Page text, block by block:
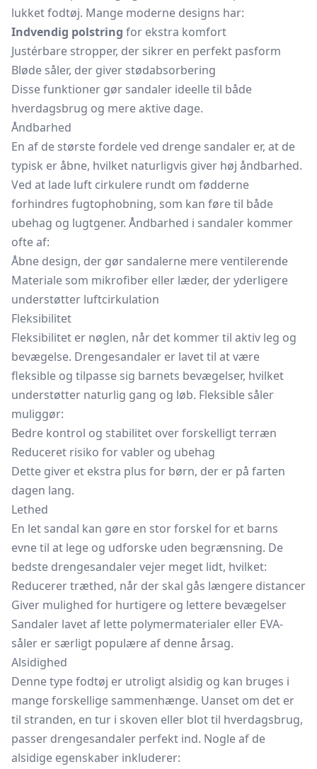
lukket fodtøj. Mange moderne designs har:
Indvendig polstring for ekstra komfort
Justérbare stropper, der sikrer en perfekt pasform
Bløde såler, der giver stødabsorbering
Disse funktioner gør sandaler ideelle til både
hverdagsbrug og mere aktive dage.
Åndbarhed
En af de største fordele ved drenge sandaler er, at de
typisk er åbne, hvilket naturligvis giver høj åndbarhed.
Ved at lade luft cirkulere rundt om fødderne
forhindres fugtophobning, som kan føre til både
ubehag og lugtgener. Åndbarhed i sandaler kommer
ofte af:
Åbne design, der gør sandalerne mere ventilerende
Materiale som mikrofiber eller læder, der yderligere
understøtter luftcirkulation
Fleksibilitet
Fleksibilitet er nøglen, når det kommer til aktiv leg og
bevægelse. Drengesandaler er lavet til at være
fleksible og tilpasse sig barnets bevægelser, hvilket
understøtter naturlig gang og løb. Fleksible såler
muliggør:
Bedre kontrol og stabilitet over forskelligt terræn
Reduceret risiko for vabler og ubehag
Dette giver et ekstra plus for børn, der er på farten
dagen lang.
Lethed
En let sandal kan gøre en stor forskel for et barns
evne til at lege og udforske uden begrænsning. De
bedste drengesandaler vejer meget lidt, hvilket:
Reducerer træthed, når der skal gås længere distancer
Giver mulighed for hurtigere og lettere bevægelser
Sandaler lavet af lette polymermaterialer eller EVA-
såler er særligt populære af denne årsag.
Alsidighed
Denne type fodtøj er utroligt alsidig og kan bruges i
mange forskellige sammenhænge. Uanset om det er
til stranden, en tur i skoven eller blot til hverdagsbrug,
passer drengesandaler perfekt ind. Nogle af de
alsidige egenskaber inkluderer: